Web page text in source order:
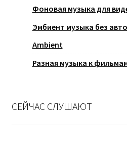
Фоновая музыка для
Эмбиент музыка без
Ambient
Разная музыка к
СЕЙЧАС СЛУШАЮТ